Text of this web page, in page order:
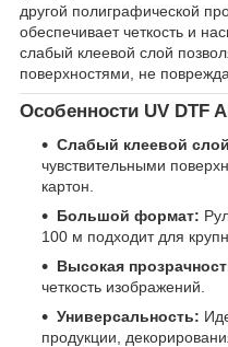
другой полиграфической
обеспечивает четкость и
слабый клеевой слой
поверхностями, не
Особенности UV DTF
Слабый клеевой
чувствительными
картон.
Большой формат:
100 м подходит для
Высокая
четкость изображений.
Универсальность:
продукции,